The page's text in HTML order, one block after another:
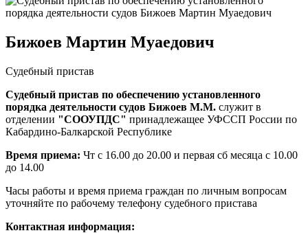
Бижоев Мартин Муаедович
Судебный пристав
Судебный пристав по обеспечению установленного
порядка деятельности судов Бижоев М.М. служит в
отделении "СООУПДС" принадлежащее УФССП России по
Кабардино-Балкарской Республике
Время приема: Чт с 16.00 до 20.00 и первая сб месяца с 10.00
до 14.00
Часы работы и время приема граждан по личным вопросам
уточняйте по рабочему телефону судебного пристава
Контактная информация: